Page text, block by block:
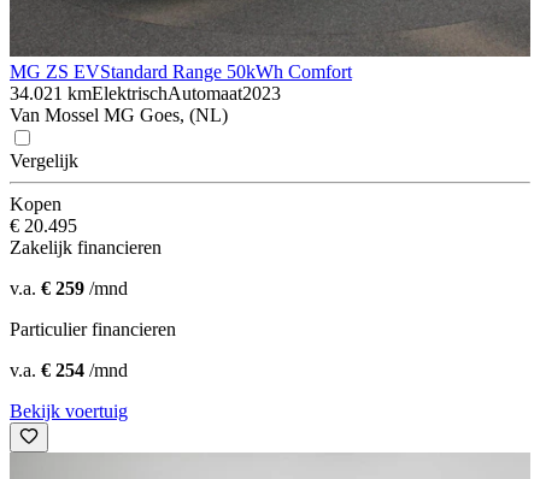
MG ZS EVStandard Range 50kWh Comfort
34.021 kmElektrischAutomaat2023
Van Mossel MG Goes, (NL)
Vergelijk
Kopen
€ 20.495
Zakelijk financieren
v.a. € 259 /mnd
Particulier financieren
v.a. € 254 /mnd
Bekijk voertuig